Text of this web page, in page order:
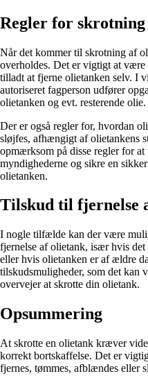
Regler for
Når det kommer til skrotning af
overholdes. Det er vigtigt at
tilladt at fjerne olietanken selv. I
autoriseret fagperson udfører
olietanken og evt. resterende olie.
Der er også regler for, hvordan
sløjfes, afhængigt af olietankens
opmærksom på disse regler for at
myndighederne og sikre en
olietanken.
Tilskud til fjernelse
I nogle tilfælde kan der være
fjernelse af olietank, især hvis
eller hvis olietanken er af ældre
tilskudsmuligheder, som det kan
overvejer at skrotte din olietank.
Opsummering
At skrotte en olietank kræver
korrekt bortskaffelse. Det er
fjernes, tømmes, afblændes eller